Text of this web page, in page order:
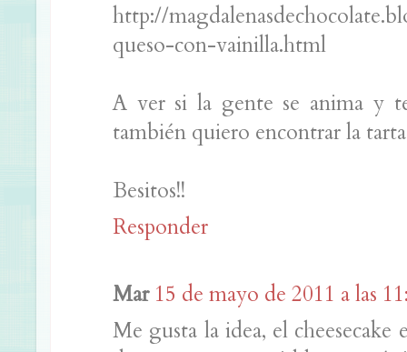
http://
queso-con-vainilla.html
A ver si la gente se anima y
también quiero encontrar la
Besitos!!
Responder
Mar 15 de mayo de 2011 a las
Me gusta la idea, el